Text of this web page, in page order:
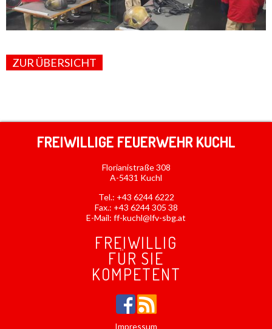
ZUR ÜBERSICHT
FREIWILLIGE FEUERWEHR KUCHL
Florianistraße 308
A-5431 Kuchl
Tel.: +43 6244 6222
Fax.: +43 6244 305 38
E-Mail: ff-kuchl@lfv-sbg.at
FREIWILLIG
FÜR SIE
KOMPETENT
Impressum